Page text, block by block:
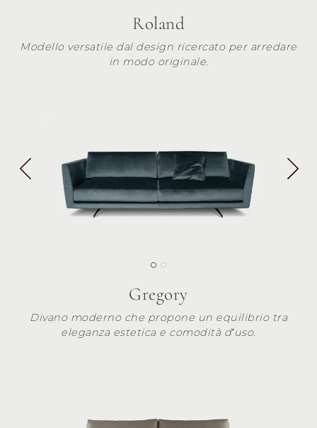
Roland
Modello versatile dal design ricercato per arredare
in modo originale.
Gregory
Divano moderno che propone un equilibrio tra
eleganza estetica e comodità d’uso.